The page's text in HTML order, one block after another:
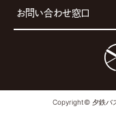
お問い合わせ窓口
Copyright© 夕鉄バ